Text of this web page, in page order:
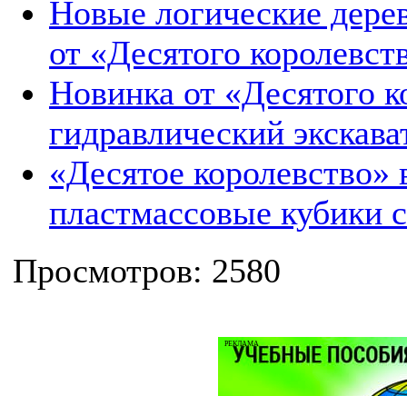
Новые логические
от «Десятого
Новинка от «Десятого
гидравлический
«Десятое
пластмассовые кубики
Просмотров: 2580
РЕКЛАМА